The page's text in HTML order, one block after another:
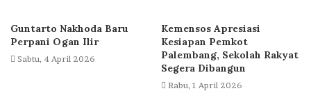
Guntarto Nakhoda Baru
Perpani Ogan Ilir
Sabtu, 4 April 2026
Kemensos Apresiasi
Kesiapan Pemkot
Palembang, Sekolah Rakyat
Segera Dibangun
Rabu, 1 April 2026